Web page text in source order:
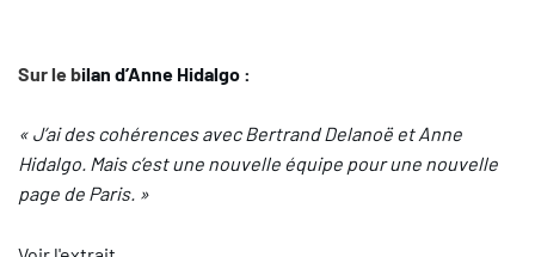
Sur le bilan d’Anne Hidalgo :
« J’ai des cohérences avec Bertrand Delanoë et Anne
Hidalgo. Mais c’est une nouvelle équipe pour une nouvelle
page de Paris. »